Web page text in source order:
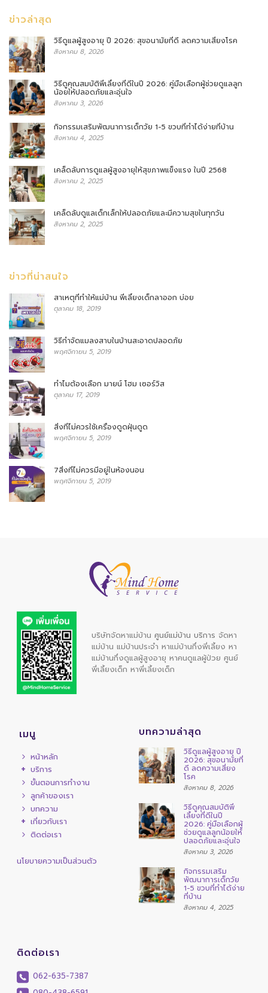
ข่าวล่าสุด
วิธีดูแลผู้สูงอายุ ปี 2026: สุขอนามัยที่ดี ลดความเสี่ยงโรค
สิงหาคม 8, 2026
วิธีดูคุณสมบัติพี่เลี้ยงที่ดีในปี 2026: คู่มือเลือกผู้ช่วยดูแลลูก
น้อยให้ปลอดภัยและอุ่นใจ
สิงหาคม 3, 2026
กิจกรรมเสริมพัฒนาการเด็กวัย 1-5 ขวบที่ทำได้ง่ายที่บ้าน
สิงหาคม 4, 2025
เคล็ดลับการดูแลผู้สูงอายุให้สุขภาพแข็งแรง ในปี 2568
สิงหาคม 2, 2025
เคล็ดลับดูแลเด็กเล็กให้ปลอดภัยและมีความสุขในทุกวัน
สิงหาคม 2, 2025
ข่าวที่น่าสนใจ
สาเหตุที่ทำให้แม่บ้าน พี่เลี้ยงเด็กลาออก บ่อย
ตุลาคม 18, 2019
วิธีกำจัดแมลงสาบในบ้านสะอาดปลอดภัย
พฤศจิกายน 5, 2019
ทำไมต้องเลือก มายน์ โฮม เซอร์วิส
ตุลาคม 17, 2019
สิ่งที่ไม่ควรใช้เครื่องดูดฝุ่นดูด
พฤศจิกายน 5, 2019
7สิ่งที่ไม่ควรมีอยู่ในห้องนอน
พฤศจิกายน 5, 2019
บริษัทจัดหาแม่บ้าน ศูนย์แม่บ้าน บริการ จัดหา
แม่บ้าน แม่บ้านประจำ หาแม่บ้านกึ่งพี่เลี้ยงหา
แม่บ้านกึ่งดูแลผู้สูงอายุ หาคนดูแลผู้ป่วยศูนย์
พี่เลี้ยงเด็ก หาพี่เลี้ยงเด็ก
เมนู
หน้าหลัก
บริการ
ขั้นตอนการทำงาน
ลูกค้าของเรา
บทความ
เกี่ยวกับเรา
ติดต่อเรา
นโยบายความเป็นส่วนตัว
บทความล่าสุด
วิธีดูแลผู้สูงอายุ ปี
2026: สุขอนามัยที่
ดี ลดความเสี่ยง
โรค
สิงหาคม 8, 2026
วิธีดูคุณสมบัติพี่
เลี้ยงที่ดีในปี
2026: คู่มือเลือกผู้
ช่วยดูแลลูกน้อยให้
ปลอดภัยและอุ่นใจ
สิงหาคม 3, 2026
กิจกรรมเสริม
พัฒนาการเด็กวัย
1-5 ขวบที่ทำได้ง่าย
ที่บ้าน
สิงหาคม 4, 2025
ติดต่อเรา
062-635-7387